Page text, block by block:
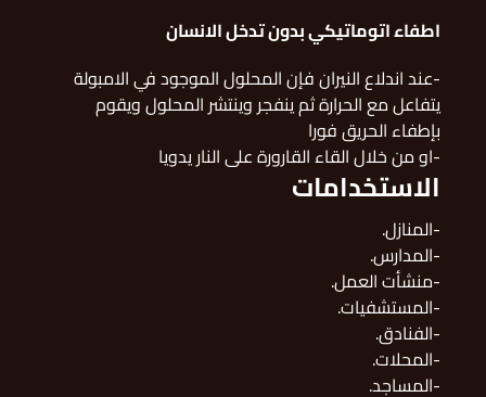
اطفاء اتوماتيكي بدون تدخل الانسان
-عند اندلاع النيران فإن المحلول الموجود في الامبولة
يتفاعل مع الحرارة ثم ينفجر وينتشر المحلول ويقوم
بإطفاء الحريق فورا
-او من خلال القاء القارورة على النار يدويا
الاستخدامات
-المنازل.
-المدارس.
-منشأت العمل.
-المستشفيات.
-الفنادق.
-المحلات.
-المساجد.